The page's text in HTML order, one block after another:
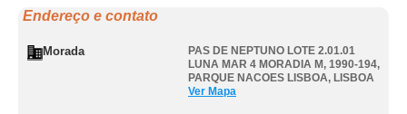
Endereço e contato
Morada
PAS DE NEPTUNO LOTE 2.01.01
LUNA MAR 4 MORADIA M, 1990-194,
PARQUE NACOES LISBOA, LISBOA
Ver Mapa